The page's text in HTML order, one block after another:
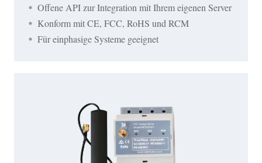
Offene API zur Integration mit Ihrem eigenen Server
Konform mit CE, FCC, RoHS und RCM
Für einphasige Systeme geeignet